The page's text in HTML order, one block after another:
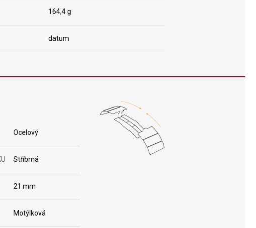
164,4 g
datum
Ocelový
Stříbrná
21 mm
Motýlková